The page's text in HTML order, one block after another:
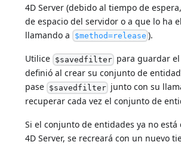
4D Server (debido al tiempo de
de espacio del servidor o a que lo ha
llamando a $method=release ).
Utilice $savedfilter para guardar
definió al crear su conjunto de
pase $savedfilter junto con su
recuperar cada vez el conjunto de
Si el conjunto de entidades ya no está
4D Server, se recreará con un nuevo